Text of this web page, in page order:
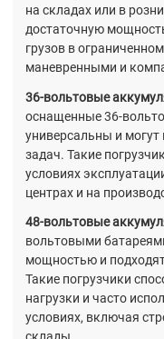
на складах или в
достаточную
грузов в
маневренными и
36-вольтовые
оснащенные 36-
универсальны и
задач. Такие
условиях
центрах и на
48-вольтовые
вольтовыми
мощностью и
Такие погрузчики
нагрузки и часто
условиях, включая
склады.